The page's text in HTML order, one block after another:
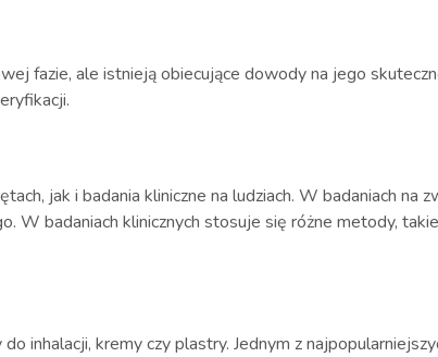
fazie, ale istnieją obiecujące dowody na jego
jak i badania kliniczne na ludziach. W badaniach na
badaniach klinicznych stosuje się różne metody,
inhalacji, kremy czy plastry. Jednym z